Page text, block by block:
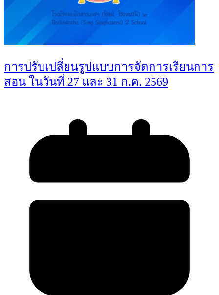
การปรับเปลี่ยนรูปแบบการจัดการเรียนการ
สอน ในวันที่ 27 และ 31 ก.ค. 2569